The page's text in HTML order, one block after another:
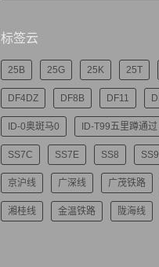
标签云
25B 25G 25K 25T
DF4DZ DF8B DF11
ID-0奥斑马0 ID-T99五里蹲通过
SS7C SS7E SS8
京沪线 广深线 广茂铁路
湘桂线 金温铁路 陇海线